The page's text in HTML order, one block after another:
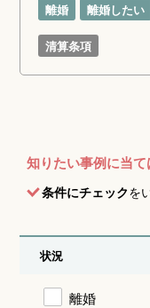
離婚 離婚したい
清算条項
知りたい事例に当
条件にチェックを
状況
離婚